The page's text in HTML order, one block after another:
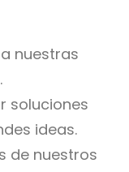
nuestras
soluciones
ideas.
de nuestros